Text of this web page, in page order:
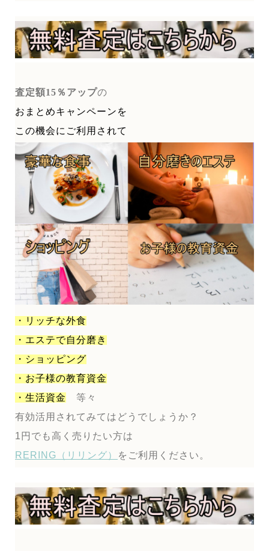
査定額15％アップの
おまとめキャンペーンを
この機会にご利用されて
・リッチな外食
・エステで自分磨き
・ショッピング
・お子様の教育資金
・生活資金
等々
有効活用されてみてはどうでしょうか？
1円でも高く売りたい方は
RERING（リリング）
をご利用ください。